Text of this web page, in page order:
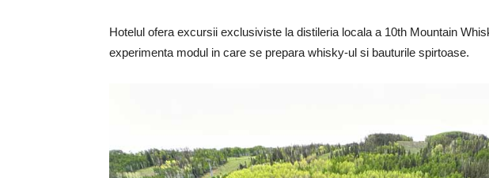
Hotelul ofera excursii exclusiviste la distileria locala a 10th Mountain
experimenta modul in care se prepara whisky-ul si bauturile spirtoase.